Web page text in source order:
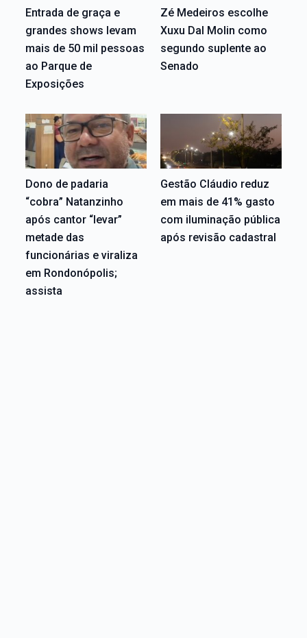
Entrada de graça e
grandes shows levam
mais de 50 mil pessoas
ao Parque de
Exposições
Zé Medeiros escolhe
Xuxu Dal Molin como
segundo suplente ao
Senado
Dono de padaria
“cobra” Natanzinho
após cantor “levar”
metade das
funcionárias e viraliza
em Rondonópolis;
assista
Gestão Cláudio reduz
em mais de 41% gasto
com iluminação pública
após revisão cadastral